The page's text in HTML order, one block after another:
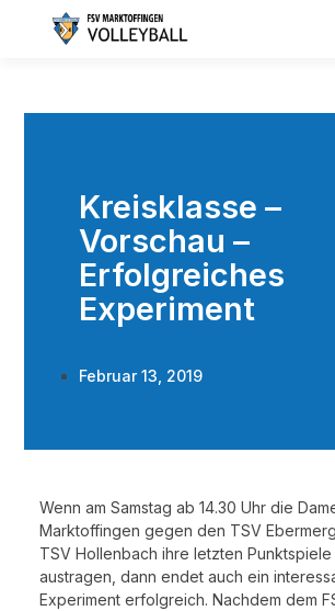
Kreisklasse –
Vorschau –
Erfolgreiches
Experiment
Februar 13, 2019
Wenn am Samstag ab 14.30 Uhr die
Marktoffingen gegen den TSV
TSV Hollenbach ihre letzten
austragen, dann endet auch ein
Experiment erfolgreich. Nachdem dem